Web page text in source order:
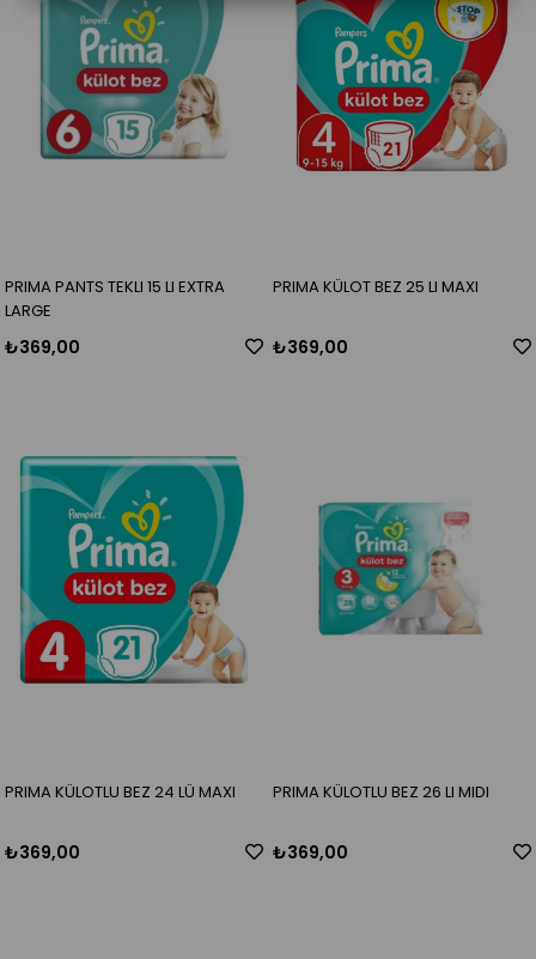
PRIMA PANTS TEKLI 15 LI EXTRA
LARGE
₺369,00
PRIMA KÜLOT BEZ 25 LI MAXI
₺369,00
PRIMA KÜLOTLU BEZ 24 LÜ MAXI
₺369,00
PRIMA KÜLOTLU BEZ 26 LI MIDI
₺369,00